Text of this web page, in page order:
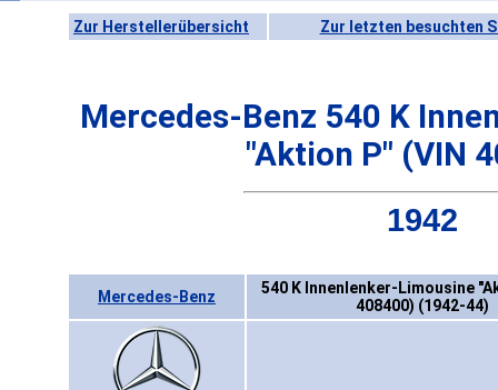
Zur Herstellerübersicht Zur letzten besuchten
Mercedes-Benz 540 K
"Aktion P" (VIN
1942
Mercedes-Benz
540 K Innenlenker-Limousine
408400) (1942-44)